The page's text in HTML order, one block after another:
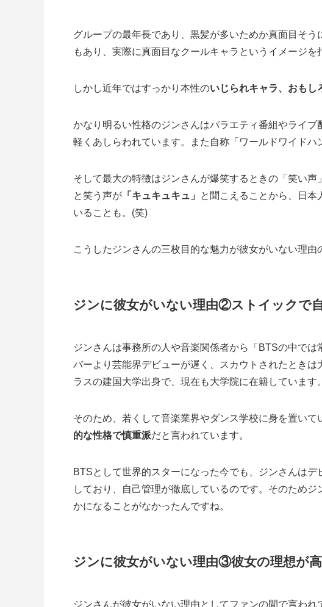
グループの最年長であり、黒髪が多いためか真面目そ
もあり、実際に真面目なクールキャラというイメージを
しかし近年ではすっかり本性のいじられキャラ、おもし
かなり明るい性格のジンさんはバラエティ番組やライ
軽くあしらわれています。また自称「ワールドワイドハ
そして最大の特徴はジンさんが爆笑するときの「笑い声
と笑う声が 「キュキュキュ」 と聞こえることから、日本
いることも。(笑)
こうしたジンさんの三枚目的な魅力が彼女がいない理由
ジンに彼女がいない理由②ストイックで
ジンさんは事務所の人や音楽関係者から「BTSの中で
バーより芸能界デビューが遅く、スカウトされたとき
ラスの建国大学出身で、現在も大学院に在籍しています。
そのため、若くして音楽業界やダンス学校に身を置い
的な性格で慎重派だと言われています。
BTSとして世界的スターになった今でも、ジンさんは
しており、自己管理が徹底しているのです。そのため
かになることがなかったんですね。
ジンに彼女がいない理由③彼女の理想が
ジンさんが彼女がいない理由としてファンの間で言わ